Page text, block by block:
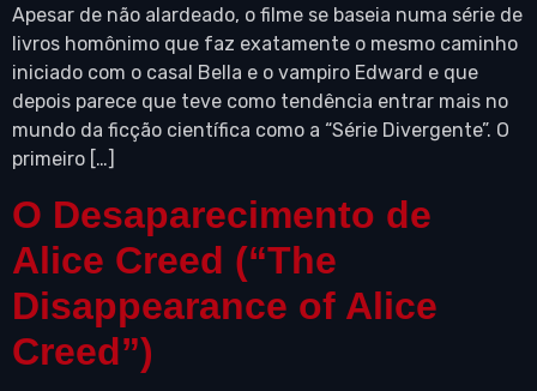
Apesar de não alardeado, o filme se baseia numa série de
livros homônimo que faz exatamente o mesmo caminho
iniciado com o casal Bella e o vampiro Edward e que
depois parece que teve como tendência entrar mais no
mundo da ficção científica como a “Série Divergente”. O
primeiro […]
O Desaparecimento de
Alice Creed (“The
Disappearance of Alice
Creed”)